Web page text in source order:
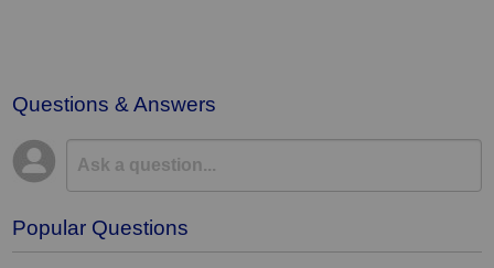
Questions & Answers
Popular Questions